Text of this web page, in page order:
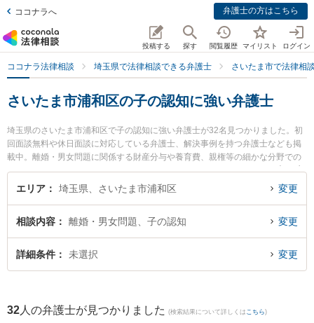
ココナラへ 弁護士の方はこちら
投稿する 探す 閲覧履歴 マイリスト ログイン
ココナラ法律相談 埼玉県で法律相談できる弁護士 さいたま市で法律相
さいたま市浦和区の子の認知に強い弁護士
埼玉県のさいたま市浦和区で子の認知に強い弁護士が32名見つかりました。初
回面談無料や休日面談に対応している弁護士、解決事例を持つ弁護士なども掲
載中。離婚・男女問題に関係する財産分与や養育費、親権等の細かな分野での
絞り込み検索もでき便利です。特に弁護士法人法律事務所フォレストの𠮷田 直
志弁護士やアリス法律事務所の小河原 洋和弁護士、まつもと総合法律事務所の
に弁護士に相談したい』『子の認知のトラブル解決の実績豊富な近くの弁護士
を検索したい』『初回相談無料で子の認知を法律相談できるさいたま市浦和区
内の弁護士に相談予約したい』などでお困りの相談者さんにおすすめです。
エリア 埼玉県、さいたま市浦和区 変更
相談内容 離婚・男女問題、子の認知 変更
詳細条件 未選択 変更
32 人の弁護士が見つかりました (検索結果について詳しくは こちら)